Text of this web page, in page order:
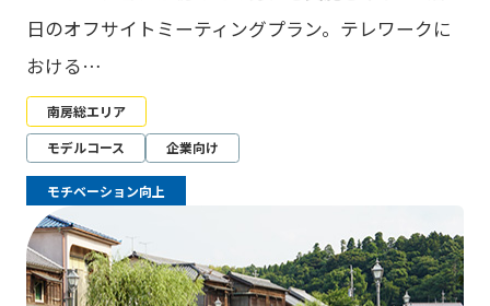
日のオフサイトミーティングプラン。テレワークに
おける…
南房総エリア
モデルコース
企業向け
モチベーション向上